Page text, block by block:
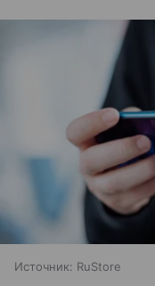
Источник: RuStore